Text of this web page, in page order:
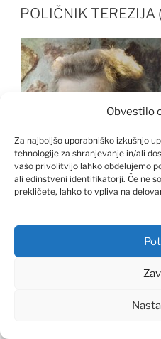
Obvestilo
Za najboljšo uporabniško izkušnjo
tehnologije za shranjevanje in/ali
vašo privolitvijo lahko obdelujemo
ali edinstveni identifikatorji. Če ne
prekličete, lahko to vpliva na
POLIČNIK TEREZIJA
V 88. letu starosti je umrla
starejših Gornji Grad.
žara od 10. ure dalje v